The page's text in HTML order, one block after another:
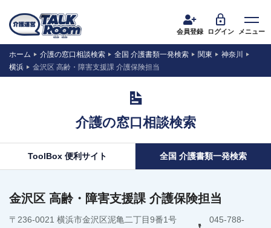
会員登録 ログイン メニュー
ホーム 介護の窓口相談検索 全国 介護書類一発検索 関東
神奈川
横浜
金沢区 高齢・障害支援課 介護保険担当
介護の窓口相談検索
ToolBox 便利サイト 全国 介護書類一発検索
金沢区 高齢・障害支援課 介護保険担当
〒236-0021 横浜市金沢区泥亀二丁目9番1号
045-788-